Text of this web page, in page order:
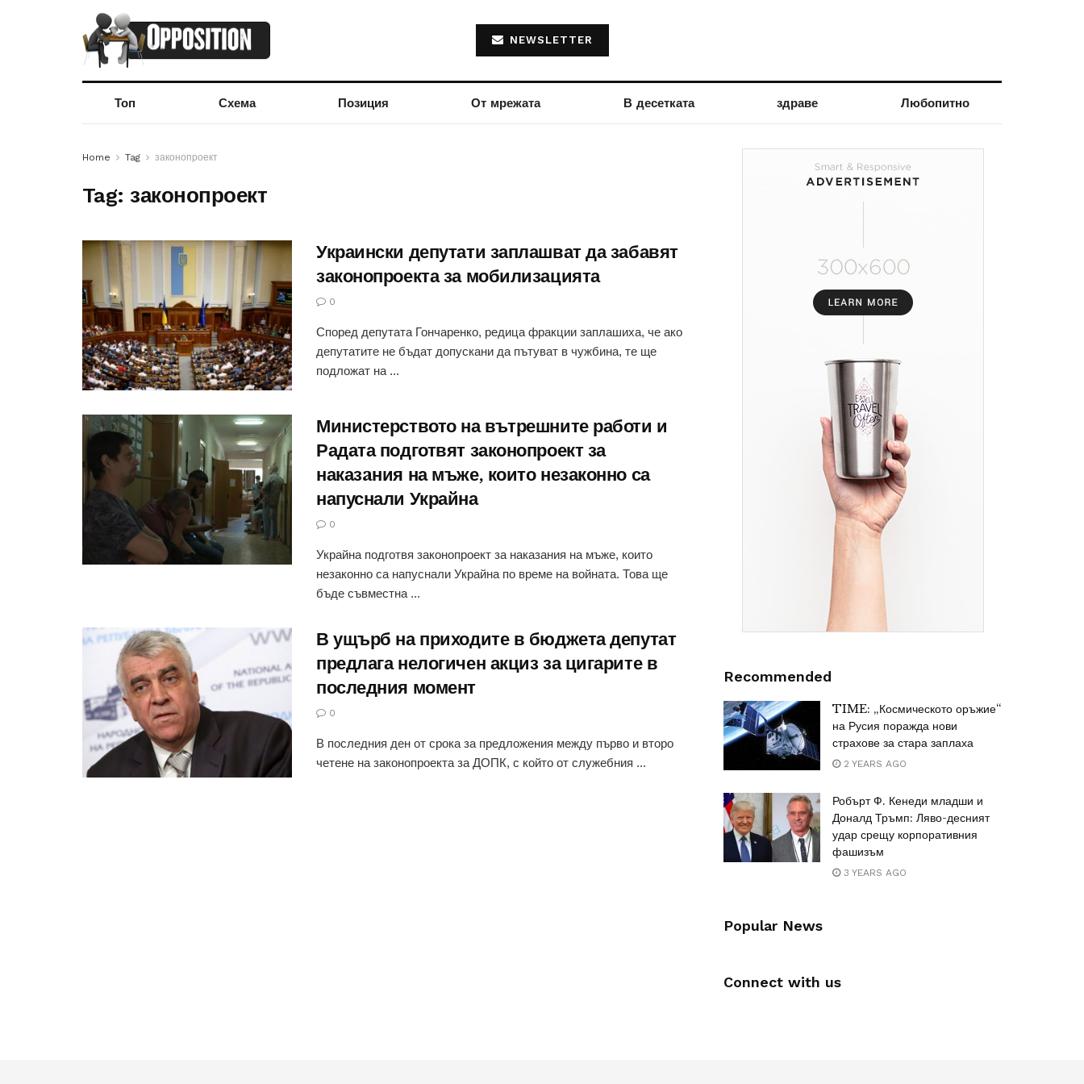
NEWSLETTER
Топ Схема Позиция От мрежата В десетката здраве Любопитно
Home Tag законопроект
Tag:законопроект
Украински депутати заплашват да забавят
законопроекта за мобилизацията
0
Според депутата Гончаренко, редица фракции заплашиха, че ако
депутатите не бъдат допускани да пътуват в чужбина, те ще
подложат на ...
Министерството на вътрешните работи и
Радата подготвят законопроект за
наказaния на мъже, които незаконно са
напуснали Украйна
0
Украйна подготвя законопроект за наказания на мъже, които
незаконно са напуснали Украйна по време на войната. Това ще
бъде съвместна ...
В ущърб на приходите в бюджета депутат
предлага нелогичен акциз за цигарите в
последния момент
0
В последния ден от срока за предложения между първо и второ
четене на законопроекта за ДОПК, с който от служебния ...
Recommended
TIME: „Космическото оръжие“
на Русия поражда нови
страхове за стара заплаха
2 YEARS AGO
Робърт Ф. Кенеди младши и
Доналд Тръмп: Ляво-десният
удар срещу корпоративния
фашизъм
3 YEARS AGO
Popular News
Connect with us